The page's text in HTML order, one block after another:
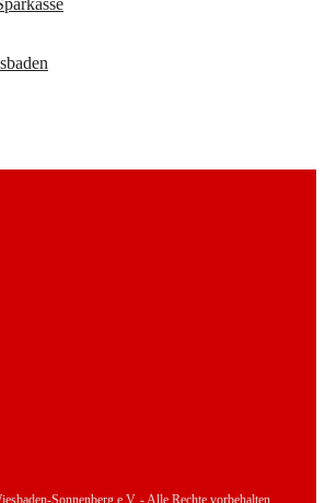
Sonnenberg e.V. - Alle Rechte vorbehalten